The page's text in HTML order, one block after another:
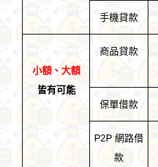
手機貸款
小額、大額
皆有可能
商品貸款
保單借款
P2P 網路借
款